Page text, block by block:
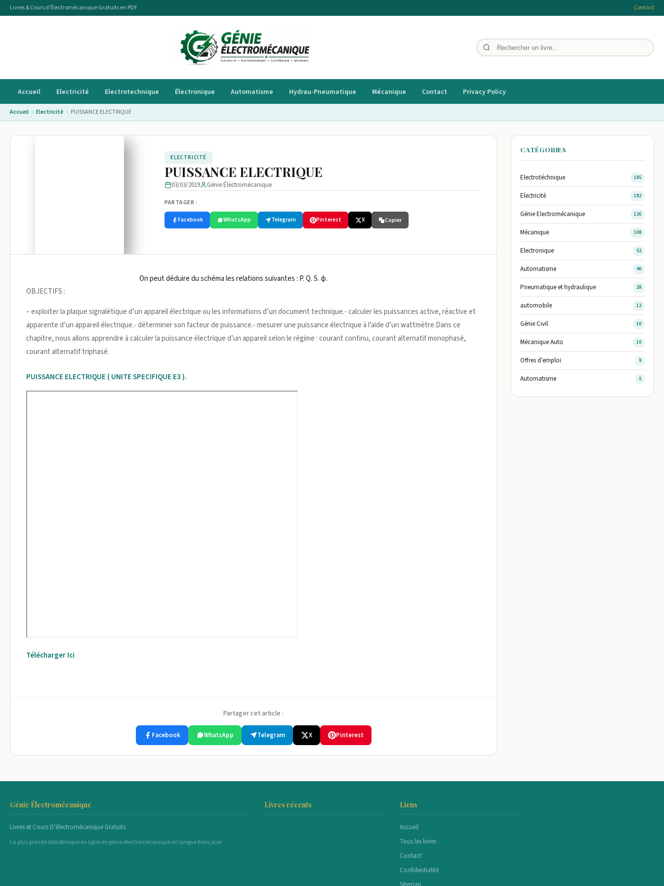
Livres & Cours d'Électromécanique Gratuits en PDF Contact
Accueil Electricité Electrotechnique Électronique Automatisme Hydrau-Pneumatique Mécanique Contact Privacy Policy
Accueil › Electricité › PUISSANCE ELECTRIQUE
ELECTRICITÉ
PUISSANCE ELECTRIQUE
03/03/2019 Génie Électromécanique
PARTAGER :
Facebook WhatsApp Telegram Pinterest X Copier
On peut déduire du schéma les relations suivantes : P. Q. S. φ.
OBJECTIFS :
– exploiter la plaque signalétique d’un appareil électrique ou les informations d’un document technique.- calculer les puissances active, réactive et
apparente d’un appareil électrique.- déterminer son facteur de puissance.- mesurer une puissance électrique à l’aide d’un wattmètre.Dans ce
chapitre, nous allons apprendre à calculer la puissance électrique d’un appareil selon le régime : courant continu, courant alternatif monophasé,
courant alternatif triphasé.
PUISSANCE ELECTRIQUE ( UNITE SPECIFIQUE E3 ).
Télécharger Ici
Partager cet article :
Facebook WhatsApp Telegram X Pinterest
CATÉGORIES
Electrotéchnique 185
Electricité 182
Génie Electromécanique 126
Mécanique 108
Electronique 52
Automatisme 40
Pneumatique et hydraulique 28
automobile 12
Génie Civil 10
Mécanique Auto 10
Offres d'emploi 9
Automatisme 5
Génie Électromécanique
Livres et Cours D'électromécanique Gratuits
La plus grande bibliothèque en ligne de génie électromécanique en langue française.
Livres récents Liens
Accueil
Tous les livres
Contact
Confidentialité